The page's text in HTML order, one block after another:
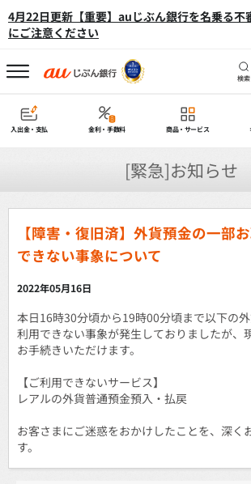
4月22日更新【重要】auじぶん銀行を名乗る不
にご注意ください
検索
入出金・支払 金利・手数料 商品・サービス
[緊急]お知らせ
【障害・復旧済】外貨預金の一部
できない事象について
2022年05月16日
本日16時30分頃から19時00分頃まで以下の
利用できない事象が発生しておりましたが、
お手続きいただけます。
【ご利用できないサービス】
レアルの外貨普通預金預入・払戻
お客さまにご迷惑をおかけしたことを、深く
す。